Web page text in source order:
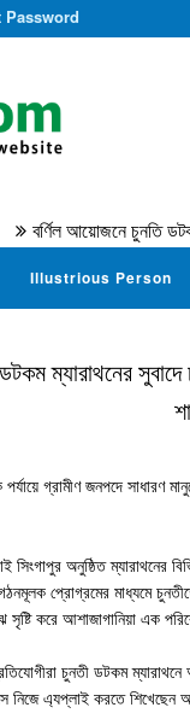
আয়োজনে চুনতি ডটকম
Illustrious Person
ম্যারাথনের
গ্রামীণ জনপদে সাধারণ
অনুষ্ঠিত ম্যারাথনের
প্রোগ্রমের মাধ্যমে
করে আশাজাগানিয়া এক
চুনতী ডটকম
নিজে এ্যপ্লাই করতে